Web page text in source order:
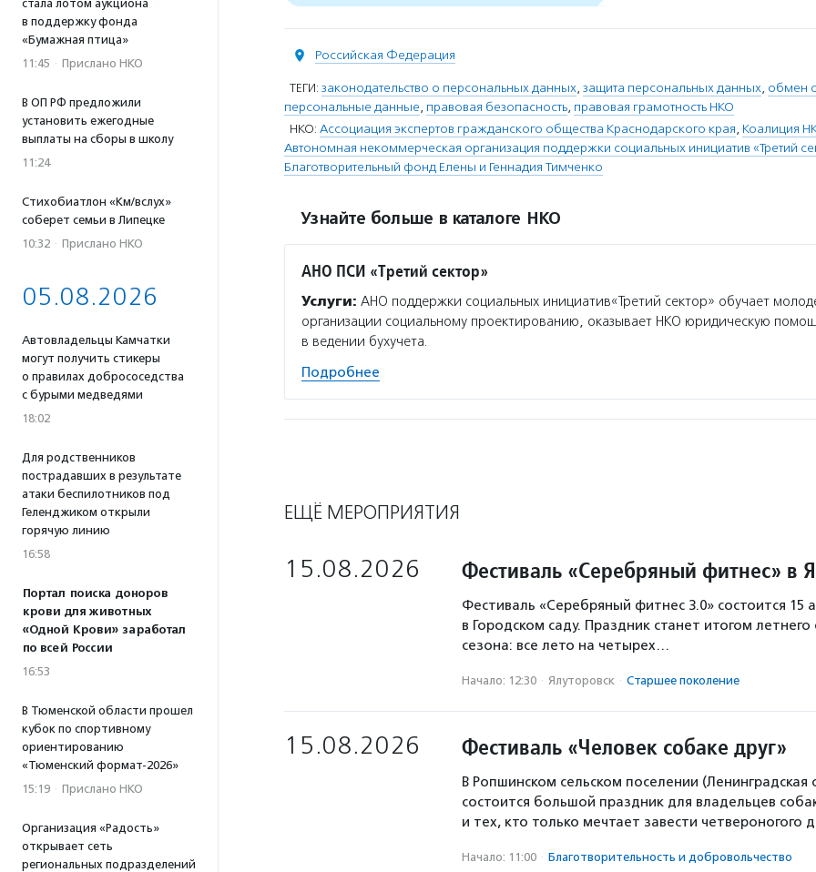
стала лотом аукциона
в поддержку фонда
«Бумажная птица»
11:45 · Прислано НКО
В ОП РФ предложили
установить ежегодные
выплаты на сборы в школу
11:24
Стихобиатлон «Км/вслух»
соберет семьи в Липецке
10:32 · Прислано НКО
05.08.2026
Автовладельцы Камчатки
могут получить стикеры
о правилах добрососедства
с бурыми медведями
18:02
Для родственников
пострадавших в результате
атаки беспилотников под
Геленджиком открыли
горячую линию
16:58
Портал поиска доноров
крови для животных
«Одной Крови» заработал
по всей России
16:53
В Тюменской области прошел
кубок по спортивному
ориентированию
«Тюменский формат-2026»
15:19 · Прислано НКО
Организация «Радость»
открывает сеть
региональных подразделений
Российская Федерация
ТЕГИ: законодательство о персональных данных, защита персональных данных, обмен
персональные данные, правовая безопасность, правовая грамотность НКО
НКО: Ассоциация экспертов гражданского общества Краснодарского края, Коалиция
Автономная некоммерческая организация поддержки социальных инициатив «Третий
Благотворительный фонд Елены и Геннадия Тимченко
Узнайте больше в каталоге НКО
АНО ПСИ «Третий сектор»
Услуги: АНО поддержки социальных инициатив«Третий сектор» обучает
организации социальному проектированию, оказывает НКО юридическую
в ведении бухучета.
Подробнее
ЕЩЁ МЕРОПРИЯТИЯ
15.08.2026 Фестиваль «Серебряный фитнес» в
Фестиваль «Серебряный фитнес 3.0» состоится 15
в Городском саду. Праздник станет итогом летнего
сезона: все лето на четырех…
Начало: 12:30 · Ялуторовск · Старшее поколение
15.08.2026 Фестиваль «Человек собаке друг»
В Ропшинском сельском поселении (Ленинградская
состоится большой праздник для владельцев
и тех, кто только мечтает завести четвероногого
Начало: 11:00 · Благотвори­тель­ность и доброволь­чест­во